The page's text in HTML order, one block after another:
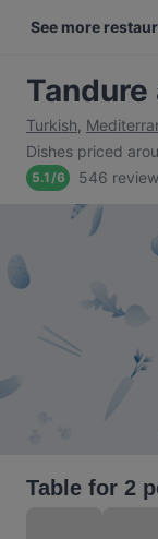
See more
Turkish,
Dishes priced
5.1/6 546
Table for 2